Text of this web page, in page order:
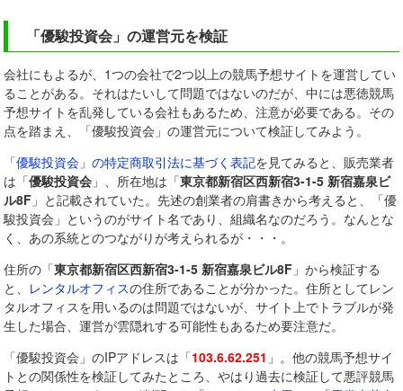
「優駿投資会」の運営元を検証
会社にもよるが、1つの会社で2つ以上の競馬予想サイトを運営してい
ることがある。それはたいして問題ではないのだが、中には悪徳競馬
予想サイトを乱発している会社もあるため、注意が必要である。その
点を踏まえ、「優駿投資会」の運営元について検証してみよう。
「優駿投資会」の特定商取引法に基づく表記を見てみると、販売業者
は「優駿投資会 」、所在地は「東京都新宿区西新宿3-1-5 新宿嘉泉ビ
ル8F 」と記載されていた。先述の創業者の肩書きから考えると、「優
駿投資会」というのがサイト名であり、組織名なのだろう。なんとな
く、あの系統とのつながりが考えられるが・・・。
住所の「東京都新宿区西新宿3-1-5 新宿嘉泉ビル8F 」から検証する
と、 レンタルオフィスの住所であることが分かった。住所としてレン
タルオフィスを用いるのは問題ではないが、サイト上でトラブルが発
生した場合、運営が雲隠れする可能性もあるため要注意だ。
「優駿投資会」のIPアドレスは「103.6.62.251 」。他の競馬予想サイ
トとの関係性を検証してみたところ、やはり過去に検証して悪評競馬